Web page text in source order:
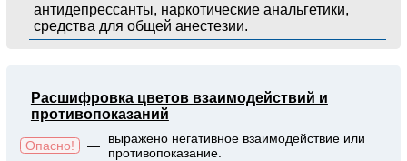
антидепрессанты, наркотические анальгетики,
средства для общей анестезии.
Расшифровка цветов взаимодействий и
противопоказаний
Опасно! —
выражено негативное взаимодействие или
противопоказание.